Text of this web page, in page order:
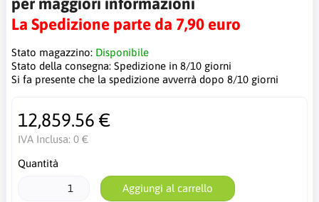
La Spedizione parte da 7,90 euro
Stato magazzino: Disponibile
Stato della consegna: Spedizione in 8/10 giorni
Si fa presente che la spedizione avverrà dopo 8/10 giorni
12,859.56 €
IVA Inclusa: 0 €
Quantità
Aggiungi al carrello